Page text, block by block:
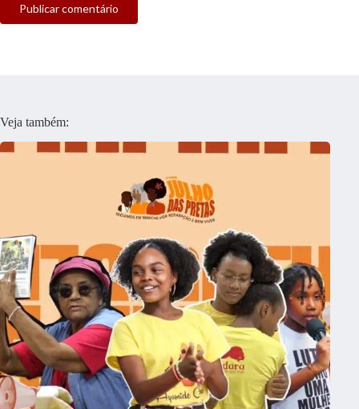
Publicar comentário
Veja também: